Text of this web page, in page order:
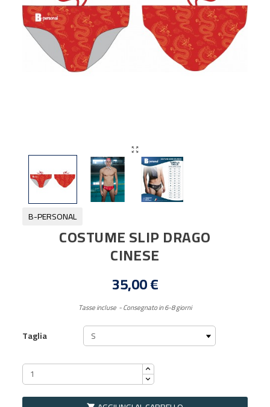

B-PERSONAL
COSTUME SLIP DRAGO
CINESE
35,00 €
Tasse incluse Consegnato in 6-8 giorni
Taglia